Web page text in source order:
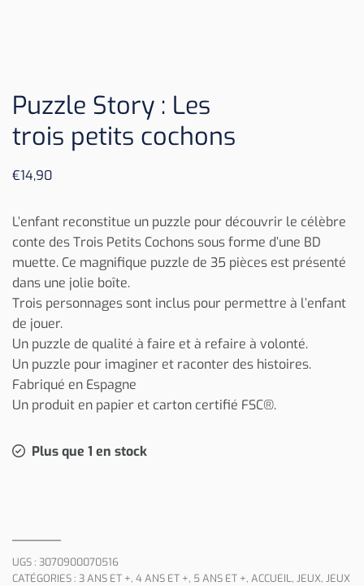
Puzzle Story : Les
trois petits cochons
€14,90
L’enfant reconstitue un puzzle pour découvrir le célèbre
conte des Trois Petits Cochons sous forme d’une BD
muette. Ce magnifique puzzle de 35 pièces est présenté
dans une jolie boîte.
Trois personnages sont inclus pour permettre à l’enfant
de jouer.
Un puzzle de qualité à faire et à refaire à volonté.
Un puzzle pour imaginer et raconter des histoires.
Fabriqué en Espagne
Un produit en papier et carton certifié FSC®.
Plus que 1 en stock
UGS : 3070900070516
CATÉGORIES : 3 ANS ET +, 4 ANS ET +, 5 ANS ET +, ACCUEIL, JEUX, JEUX